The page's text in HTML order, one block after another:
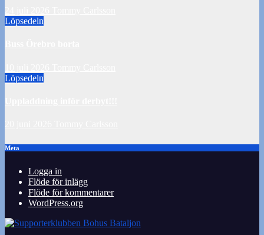
Löpsedeln
Löpsedeln
Meta
Logga in
Flöde för inlägg
Flöde för kommentarer
WordPress.org